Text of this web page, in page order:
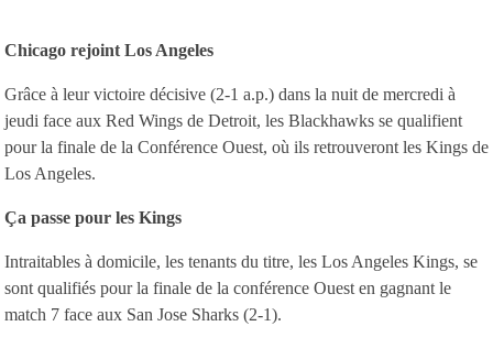
Chicago rejoint Los Angeles
Grâce à leur victoire décisive (2-1 a.p.) dans la nuit de mercredi à
jeudi face aux Red Wings de Detroit, les Blackhawks se qualifient
pour la finale de la Conférence Ouest, où ils retrouveront les Kings de
Los Angeles.
Ça passe pour les Kings
Intraitables à domicile, les tenants du titre, les Los Angeles Kings, se
sont qualifiés pour la finale de la conférence Ouest en gagnant le
match 7 face aux San Jose Sharks (2-1).